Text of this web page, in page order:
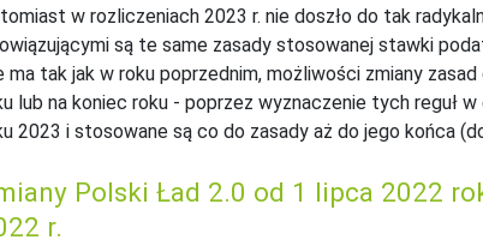
w rozliczeniach 2023 r. nie doszło do tak
są te same zasady stosowanej stawki
ma tak jak w roku poprzednim, możliwości zmiany
lub na koniec roku - poprzez wyznaczenie tych reguł
2023 i stosowane są co do zasady aż do jego końca
Polski Ład 2.0 od 1 lipca 2022
r.